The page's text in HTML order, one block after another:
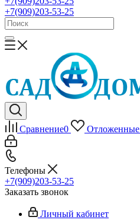
+7(909)203-53-25
Сравнение0 Отложенные
Телефоны
+7(909)203-53-25
Заказать звонок
Личный кабинет